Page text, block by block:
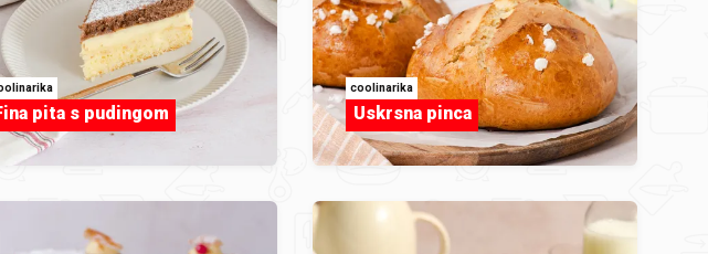
pita s pudingom
coolinarika
Uskrsna pinca